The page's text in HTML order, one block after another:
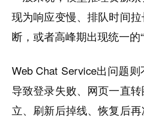
现为响应变慢、排队时间
断，或者高峰期出现统一的“
Web Chat Service出问题
导致登录失败、网页一直
立、刷新后掉线、恢复后